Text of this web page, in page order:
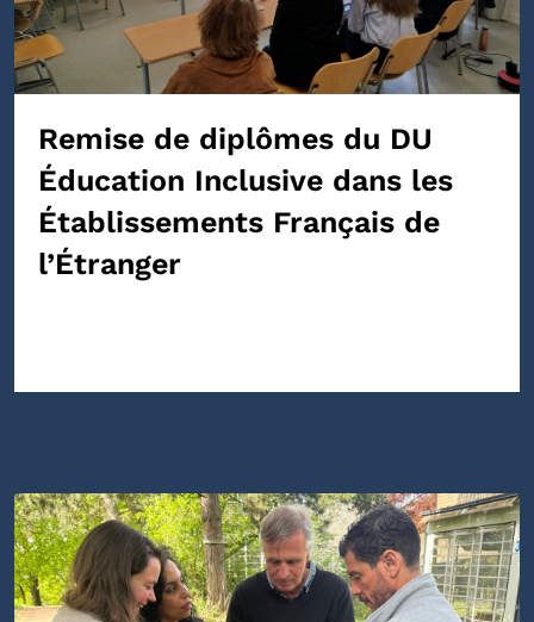
Remise de diplômes du DU
Éducation Inclusive dans les
Établissements Français de
l’Étranger